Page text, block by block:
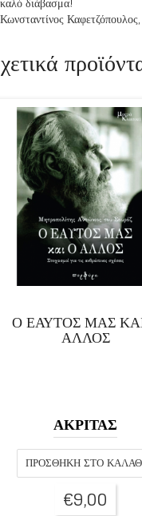
Κωνσταντίνος
Ο ΕΑΥΤΟΣ ΜΑΣ
ΑΛΛΟΣ
ΑΚΡΙΤΑΣ
ΠΡΟΣΘΉΚΗ ΣΤΟ
€9,00